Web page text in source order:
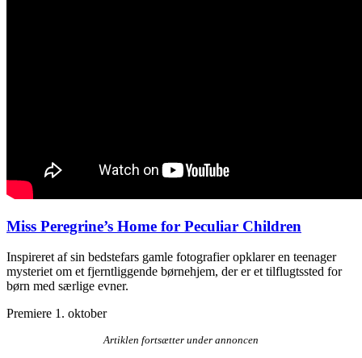
Miss Peregrine’s Home for Peculiar Children
Inspireret af sin bedstefars gamle fotografier opklarer en teenager
mysteriet om et fjerntliggende børnehjem, der er et tilflugtssted for
børn med særlige evner.
Premiere 1. oktober
Artiklen fortsætter under annoncen